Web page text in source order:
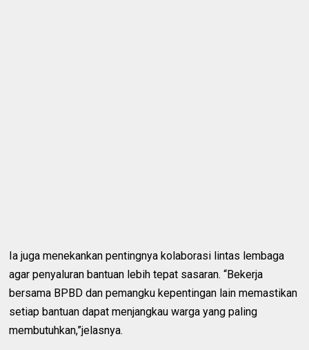
Ia juga menekankan pentingnya kolaborasi lintas lembaga
agar penyaluran bantuan lebih tepat sasaran. “Bekerja
bersama BPBD dan pemangku kepentingan lain memastikan
setiap bantuan dapat menjangkau warga yang paling
membutuhkan,”jelasnya.